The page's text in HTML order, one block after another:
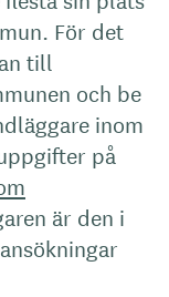
För det
till
och be
inom
på
är den i